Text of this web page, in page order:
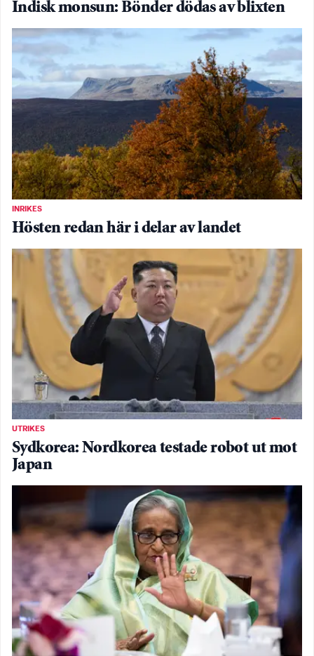
Indisk monsun: Bönder dödas av blixten
INRIKES
Hösten redan här i delar av landet
UTRIKES
Sydkorea: Nordkorea testade robot ut mot
Japan